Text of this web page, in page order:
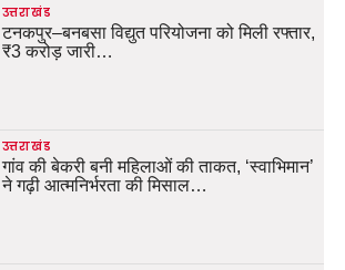
उत्तराखंड
टनकपुर–बनबसा विद्युत परियोजना को मिली रफ्तार,
₹3 करोड़ जारी…
उत्तराखंड
गांव की बेकरी बनी महिलाओं की ताकत, ‘स्वाभिमान’
ने गढ़ी आत्मनिर्भरता की मिसाल…